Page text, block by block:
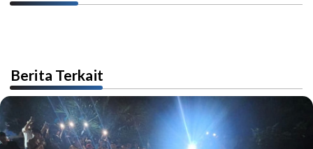
Berita Terkait